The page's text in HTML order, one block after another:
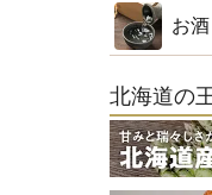
お酒
北海道の